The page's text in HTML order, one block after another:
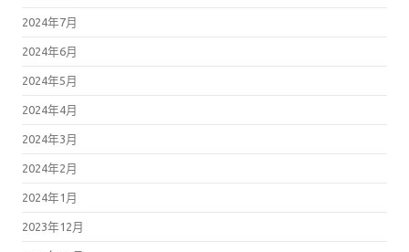
2024年7月
2024年6月
2024年5月
2024年4月
2024年3月
2024年2月
2024年1月
2023年12月